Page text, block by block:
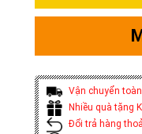
Vận chuyển
Nhiều quà tặng
Đổi trả hàng